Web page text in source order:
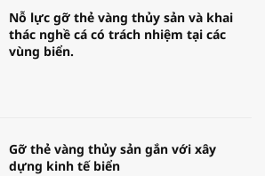
Nỗ lực gỡ thẻ vàng thủy sản và khai
thác nghề cá có trách nhiệm tại các
vùng biển.
Gỡ thẻ vàng thủy sản gắn với xây
dựng kinh tế biển